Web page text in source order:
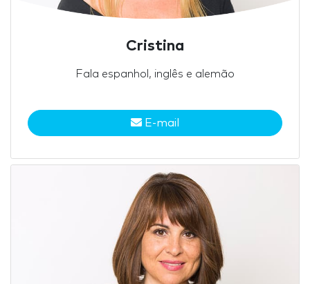
Cristina
Fala espanhol, inglês e alemão
E-mail